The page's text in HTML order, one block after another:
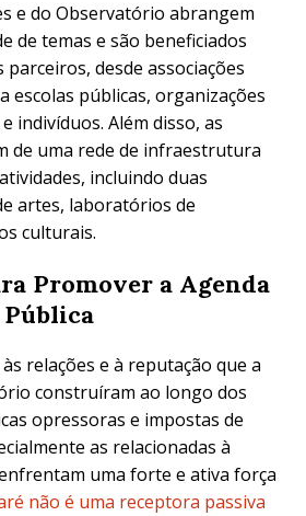
e do Observatório abrangem
de temas e são beneficiados
desde associações
escolas públicas, organizações
indivíduos. Além disso, as
de uma rede de infraestrutura
incluindo duas
artes, laboratórios de
culturais.
Promover a Agenda
Pública
relações e à reputação que a
construíram ao longo dos
opressoras e impostas de
as relacionadas à
uma forte e ativa força
não é uma receptora passiva